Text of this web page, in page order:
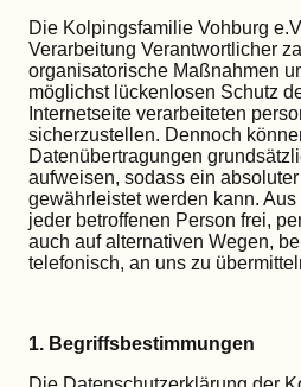
Die Kolpingsfamilie Vohburg
Verarbeitung Verantwortlicher
organisatorische Maßnahmen
möglichst lückenlosen Schutz
Internetseite verarbeiteten
sicherzustellen. Dennoch
Datenübertragungen
aufweisen, sodass ein
gewährleistet werden kann.
jeder betroffenen Person frei,
auch auf alternativen Wegen,
telefonisch, an uns zu
1. Begriffsbestimmungen